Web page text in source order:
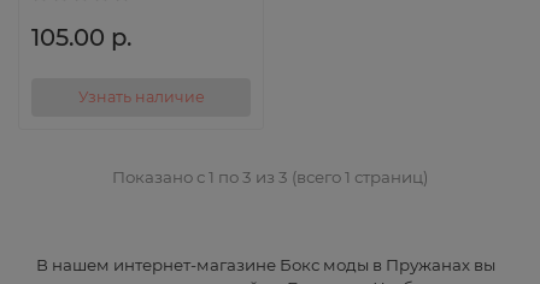
105.00 р.
Узнать наличие
Показано с 1 по 3 из 3 (всего 1 страниц)
В нашем интернет-магазине Бокс моды в Пружанах вы